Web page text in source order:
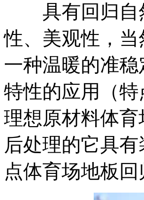
具有回归自
性、美观性，
一种温暖的准
特性的应用（
理想原材料体
后处理的它具
点体育场地板